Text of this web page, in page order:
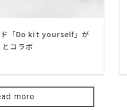
ド「Do kit yourself」が
コラボ
more